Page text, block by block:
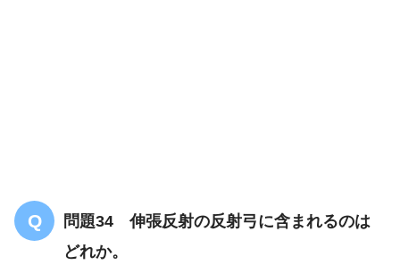
問題34 伸張反射の反射弓に含まれるのは
どれか。